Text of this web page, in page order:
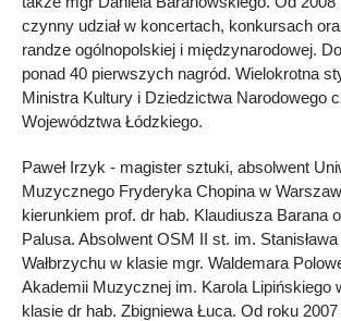
czynny udział w koncertach, konkursach
randze ogólnopolskiej i międzynarodowej.
ponad 40 pierwszych nagród. Wielokrotna
Ministra Kultury i Dziedzictwa Narodowego
Województwa Łódzkiego.
Paweł Irzyk - magister sztuki, absolwent
Muzycznego Fryderyka Chopina w
kierunkiem prof. dr hab. Klaudiusza Barana
Palusa. Absolwent OSM II st. im.
Wałbrzychu w klasie mgr. Waldemara
Akademii Muzycznej im. Karola Lipińskiego
klasie dr hab. Zbigniewa Łuca. Od roku 2007